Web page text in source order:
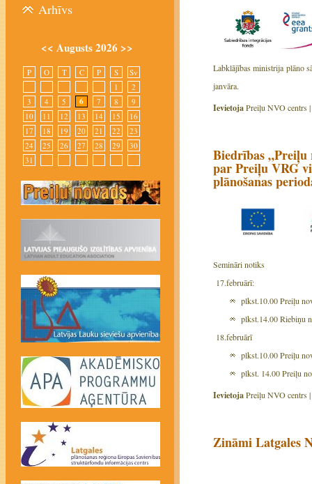
Labklājības ministrija plāno
janvāra.
IevietojaPreiļu NVO centrs |
Biedrības „Preiļu
par Preiļu VRG
plānošanas
Semināri notiks
17.februārī:
plkst.10.00 Preiļu
plkst.14.00 Riebiņu
18.februārī
plkst.10.00 Preiļu
plkst. 14.00 Preiļu
IevietojaPreiļu NVO centrs |
Zināmi Latgales
Arhīvs
<< Augusts 2026 >>
P O T C P S
Sv
1
2
3
4 5 6 7 8
9
10
11 12 13 14 15
16
17
18 19 20 21 22
23
24
25 26 27 28 29
30
31